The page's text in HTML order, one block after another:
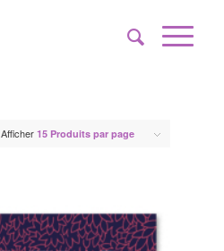
Afficher 15 Produits par page